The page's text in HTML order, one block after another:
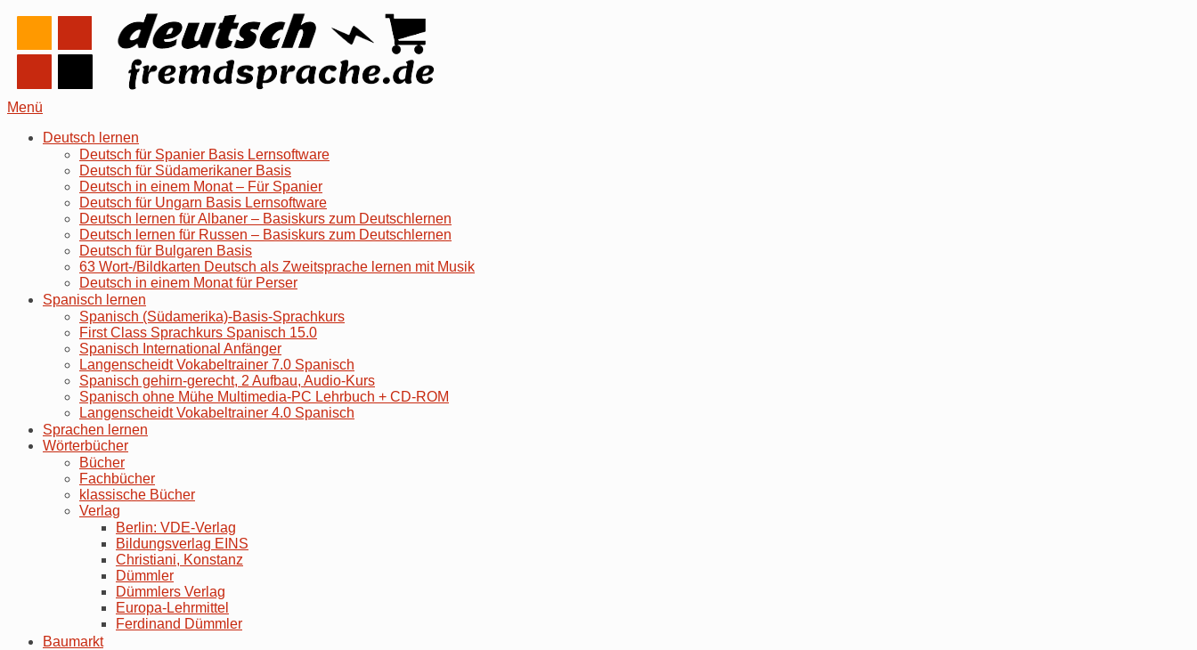
Skip
content
Home
Menü
Deutsch lernen
Deutsch für Spanier Basis Lernsoftware
Deutsch für Südamerikaner Basis
Deutsch in einem Monat – Für Spanier
Deutsch für Ungarn Basis Lernsoftware
Deutsch lernen für Albaner – Basiskurs zum Deutschlernen
Deutsch lernen für Russen – Basiskurs zum Deutschlernen
Deutsch für Bulgaren Basis
63 Wort-/Bildkarten Deutsch als Zweitsprache lernen mit Musik
Deutsch in einem Monat für Perser
Spanisch lernen
Spanisch (Südamerika)-Basis-Sprachkurs
First Class Sprachkurs Spanisch 15.0
Spanisch International Anfänger
Langenscheidt Vokabeltrainer 7.0 Spanisch
Spanisch gehirn-gerecht, 2 Aufbau, Audio-Kurs
Spanisch ohne Mühe Multimedia-PC Lehrbuch + CD-ROM
Langenscheidt Vokabeltrainer 4.0 Spanisch
Sprachen lernen
Wörterbücher
Bücher
Fachbücher
klassische Bücher
Verlag
Berlin: VDE-Verlag
Bildungsverlag EINS
Christiani, Konstanz
Dümmler
Dümmlers Verlag
Europa-Lehrmittel
Ferdinand Dümmler
Baumarkt